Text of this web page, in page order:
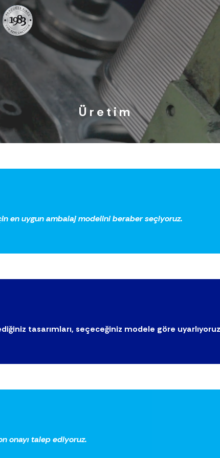
Üretim
en uygun ambalaj modelini beraber seçiyoruz.
tasarımları, seçeceğiniz modele göre
onayı talep ediyoruz.